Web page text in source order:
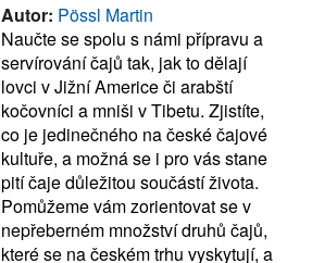
Autor: Pössl Martin
Naučte se spolu s námi přípravu a
servírování čajů tak, jak to dělají
lovci v Jižní Americe či arabští
kočovníci a mniši v Tibetu. Zjistíte,
co je jedinečného na české čajové
kultuře, a možná se i pro vás stane
pití čaje důležitou součástí života.
Pomůžeme vám zorientovat se v
nepřeberném množství druhů čajů,
které se na českém trhu vyskytují, a